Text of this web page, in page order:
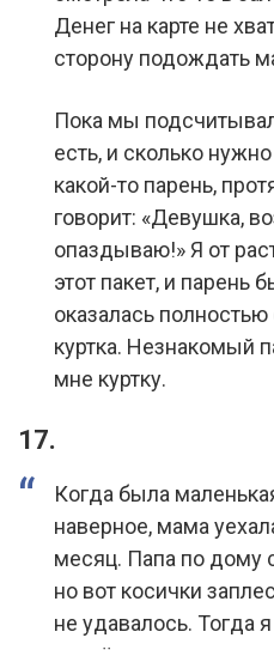
Денег на карте не
сторону подождать
Пока мы
есть, и сколько
какой-то парень,
говорит: «Девушка,
опаздываю!» Я от
этот пакет, и парень
оказалась
куртка. Незнакомый
мне куртку.
17.
Когда была
наверное, мама
месяц. Папа по дому
но вот косички
не удавалось. Тогда